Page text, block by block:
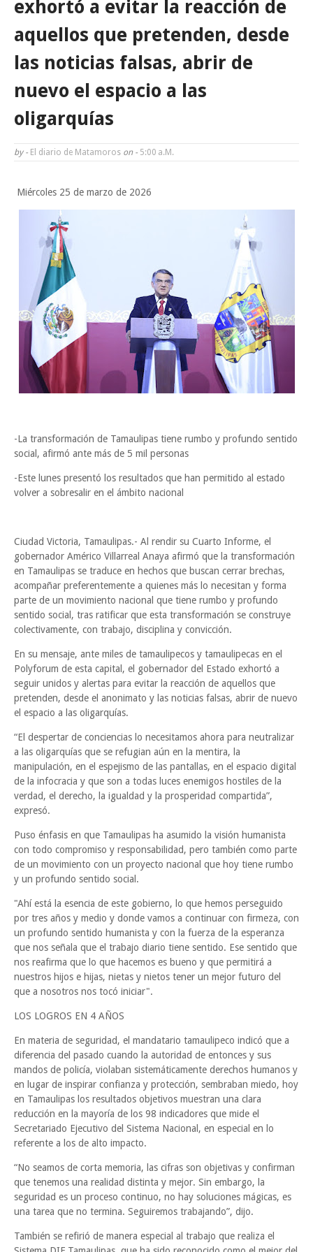
Trump y Sheinbaum llevan agua a su molino
Funcionarios, periodistas y empresarios
exhortó a evitar la reacción de
aquellos que pretenden, desde
las noticias falsas, abrir de
nuevo el espacio a las
oligarquías
by - El diario de Matamoros on - 5:00 A.m.
Miércoles 25 de marzo de 2026
-La transformación de Tamaulipas tiene rumbo y profundo sentido
social, afirmó ante más de 5 mil personas
-Este lunes presentó los resultados que han permitido al estado
volver a sobresalir en el ámbito nacional
Ciudad Victoria, Tamaulipas.- Al rendir su Cuarto Informe, el
gobernador Américo Villarreal Anaya afirmó que la transformación
en Tamaulipas se traduce en hechos que buscan cerrar brechas,
acompañar preferentemente a quienes más lo necesitan y forma
parte de un movimiento nacional que tiene rumbo y profundo
sentido social, tras ratificar que esta transformación se construye
colectivamente, con trabajo, disciplina y convicción.
En su mensaje, ante miles de tamaulipecos y tamaulipecas en el
Polyforum de esta capital, el gobernador del Estado exhortó a
seguir unidos y alertas para evitar la reacción de aquellos que
pretenden, desde el anonimato y las noticias falsas, abrir de nuevo
el espacio a las oligarquías.
“El despertar de conciencias lo necesitamos ahora para neutralizar
a las oligarquías que se refugian aún en la mentira, la
manipulación, en el espejismo de las pantallas, en el espacio digital
de la infocracia y que son a todas luces enemigos hostiles de la
verdad, el derecho, la igualdad y la prosperidad compartida”,
expresó.
Puso énfasis en que Tamaulipas ha asumido la visión humanista
con todo compromiso y responsabilidad, pero también como parte
de un movimiento con un proyecto nacional que hoy tiene rumbo
y un profundo sentido social.
"Ahí está la esencia de este gobierno, lo que hemos perseguido
por tres años y medio y donde vamos a continuar con firmeza, con
un profundo sentido humanista y con la fuerza de la esperanza
que nos señala que el trabajo diario tiene sentido. Ese sentido que
nos reafirma que lo que hacemos es bueno y que permitirá a
nuestros hijos e hijas, nietas y nietos tener un mejor futuro del
que a nosotros nos tocó iniciar".
LOS LOGROS EN 4 AÑOS
En materia de seguridad, el mandatario tamaulipeco indicó que a
diferencia del pasado cuando la autoridad de entonces y sus
mandos de policía, violaban sistemáticamente derechos humanos y
en lugar de inspirar confianza y protección, sembraban miedo, hoy
en Tamaulipas los resultados objetivos muestran una clara
reducción en la mayoría de los 98 indicadores que mide el
Secretariado Ejecutivo del Sistema Nacional, en especial en lo
referente a los de alto impacto.
“No seamos de corta memoria, las cifras son objetivas y confirman
que tenemos una realidad distinta y mejor. Sin embargo, la
seguridad es un proceso continuo, no hay soluciones mágicas, es
una tarea que no termina. Seguiremos trabajando”, dijo.
También se refirió de manera especial al trabajo que realiza el